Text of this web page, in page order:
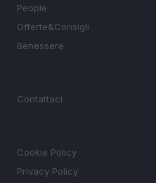
People
Offerte&Consigli
Benessere
Contattaci
Cookie Policy
Privacy Policy